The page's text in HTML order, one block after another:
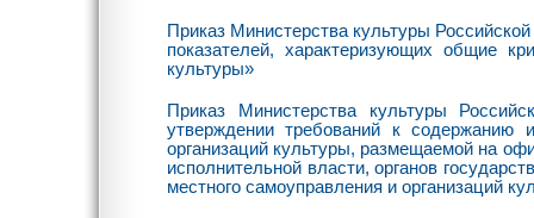
Приказ Министерства культуры
показателей, характеризующих общие
культуры»
Приказ Министерства культуры
утверждении требований к содержанию
организаций культуры, размещаемой на
исполнительной власти, органов
местного самоуправления и организаций